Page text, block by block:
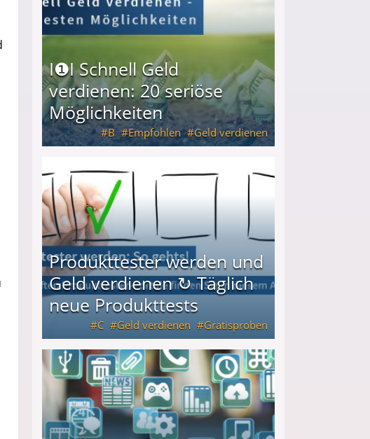
I❶I Schnell Geld
verdienen: 20 seriöse
Möglichkeiten
B Empfohlen Geld verdienen
Produkttester werden und
Geld verdienen ↻ Täglich
neue Produkttests
C Geld verdienen Gratisproben
↻ Täglich neue Produkttests